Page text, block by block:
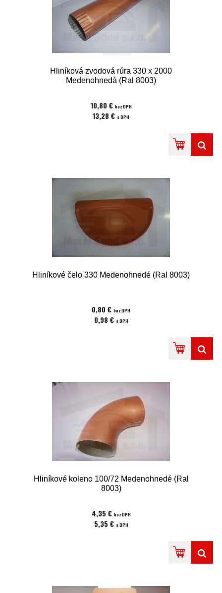
Hliníková zvodová rúra 330 x 2000
Medenohnedá (Ral 8003)
10,80 € bez DPH
13,28 € s DPH
Hliníkové čelo 330 Medenohnedé (Ral 8003)
0,80 € bez DPH
0,98 € s DPH
Hliníkové koleno 100/72 Medenohnedé (Ral
8003)
4,35 € bez DPH
5,35 € s DPH